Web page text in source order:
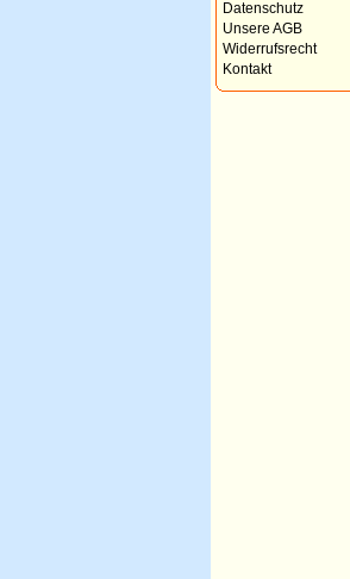
Datenschutz
Unsere AGB
Widerrufsrecht
Kontakt